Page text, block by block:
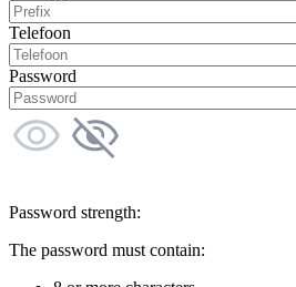
Telefoon
Password
Password strength:
The password must contain: